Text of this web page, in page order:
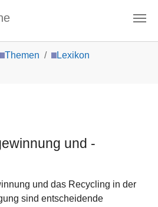
Themen
Lexikon
und -
und das Recycling in der
sind entscheidende